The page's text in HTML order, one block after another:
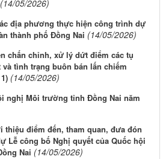
(14/05/2026)
địa phương thực hiện công trình dự
thành phố Đồng Nai (14/05/2026)
chấn chỉnh, xử lý dứt điểm các tụ
tình trạng buôn bán lấn chiếm
(14/05/2026)
nghị Môi trường tỉnh Đồng Nai năm
thiệu điểm đến, tham quan, đưa đón
Lễ công bố Nghị quyết của Quốc hội
Nai (14/05/2026)